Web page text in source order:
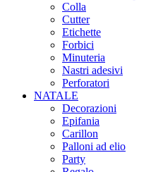
Colla
Cutter
Etichette
Forbici
Minuteria
Nastri adesivi
Perforatori
NATALE
Decorazioni
Epifania
Carillon
Palloni ad elio
Party